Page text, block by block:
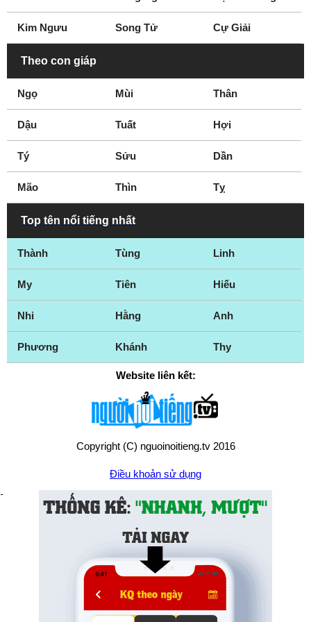
Đạo diễn
Biên tập viên
Nhà sản xuất phim
Hoàng gia
Website
Kim Ngưu Song Tử Cự Giải
Theo con giáp
Ngọ Mùi Thân
Dậu Tuất Hợi
Tý Sửu Dần
Mão Thìn Tỵ
Top tên nổi tiếng nhất
Thành Tùng Linh
My Tiên Hiếu
Nhi Hằng Anh
Phương Khánh Thy
Website liên kết:
Copyright (C) nguoinoitieng.tv 2016
Điều khoản sử dụng
Chính sách quyền riêng tư
mail.nguoinoitieng.tv@gmail.com